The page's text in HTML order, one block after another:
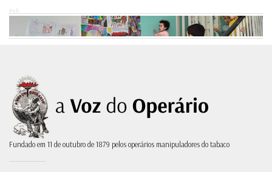
Pub.
Fundado em 11 de outubro de 1879 pelos operários manipuladores do tabaco